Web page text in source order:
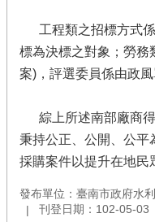
工程類之招標方式係
標為決標之對象；勞務
案)，評選委員係由政風
綜上所述南部廠商得
秉持公正、公開、公平
採購案件以提升在地民
發布單位：臺南市政府水
刊登日期：102-05-03